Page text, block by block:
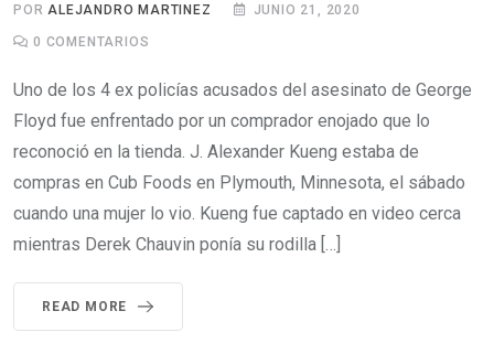
PORALEJANDRO MARTINEZ JUNIO 21, 2020
0 COMENTARIOS
Uno de los 4 ex policías acusados del asesinato de George
Floyd fue enfrentado por un comprador enojado que lo
reconoció en la tienda. J. Alexander Kueng estaba de
compras en Cub Foods en Plymouth, Minnesota, el sábado
cuando una mujer lo vio. Kueng fue captado en video cerca
mientras Derek Chauvin ponía su rodilla […]
READ MORE